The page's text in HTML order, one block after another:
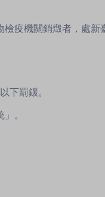
疫機關銷燬者，處新
下罰鍰。
。